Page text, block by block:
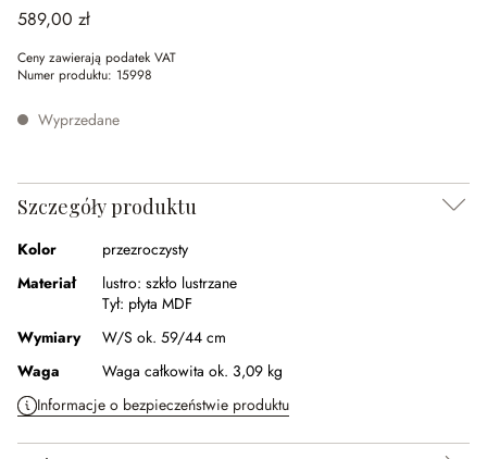
589,00 zł
Ceny zawierają podatek VAT
Numer produktu: 15998
Wyprzedane
Szczegóły produktu
Kolor
przezroczysty
Materiał
lustro: szkło lustrzane
Tył: płyta MDF
Wymiary
W/S ok. 59/44 cm
Waga
Waga całkowita ok. 3,09 kg
Informacje o bezpieczeństwie produktu